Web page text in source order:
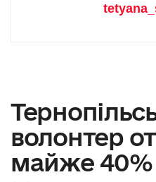
волонтер
майже 40%